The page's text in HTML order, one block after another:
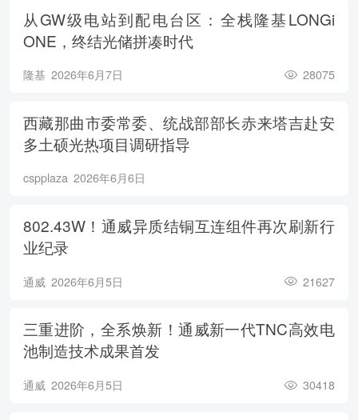
从GW级电站到配电台区：全栈隆基LONGi
ONE，终结光储拼凑时代
隆基 2026年6月7日 28075
西藏那曲市委常委、统战部部长赤来塔吉赴安
多土硕光热项目调研指导
cspplaza 2026年6月6日
802.43W！通威异质结铜互连组件再次刷新行
业纪录
通威 2026年6月5日 21627
三重进阶，全系焕新！通威新一代TNC高效电
池制造技术成果首发
通威 2026年6月5日 30418